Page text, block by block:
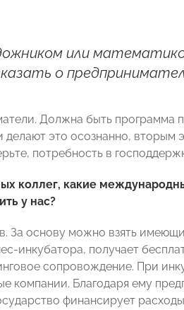
или
о
Должна быть программа
делают это осознанно, вторым
потребность в
коллег, какие
у нас?
За основу можно взять
инкубатора, получает
сопровождение. При
компании. Благодаря ему
финансирует